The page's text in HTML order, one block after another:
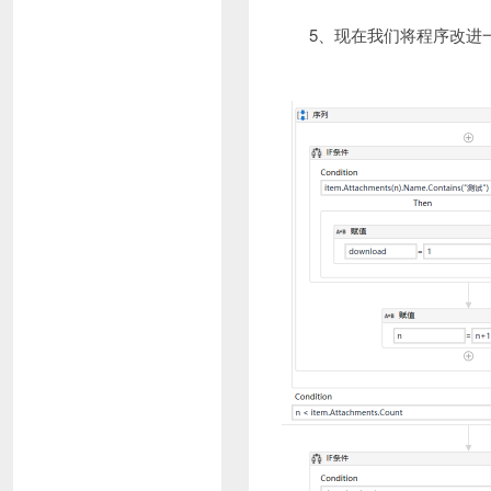
5、现在我们将程序改进